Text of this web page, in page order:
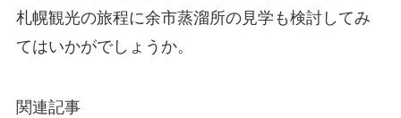
札幌観光の旅程に余市蒸溜所の見学も検討してみ
てはいかがでしょうか。
関連記事